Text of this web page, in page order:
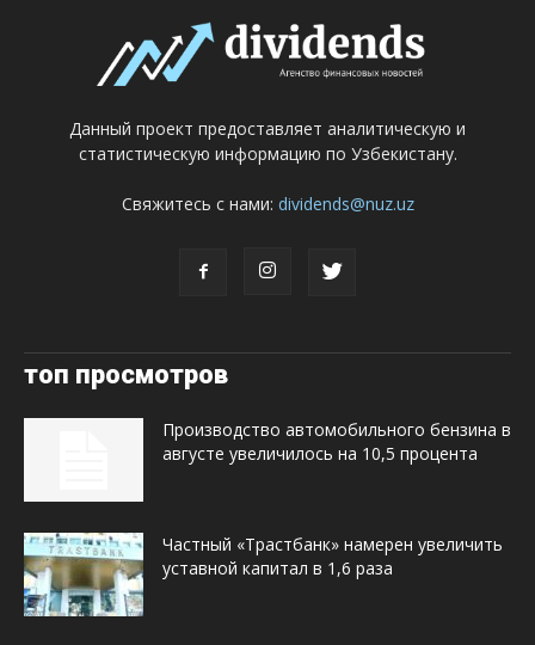
Данный проект предоставляет аналитическую и
статистическую информацию по Узбекистану.
Свяжитесь с нами: dividends@nuz.uz
топ просмотров
Производство автомобильного бензина в
августе увеличилось на 10,5 процента
Частный «Трастбанк» намерен увеличить
уставной капитал в 1,6 раза